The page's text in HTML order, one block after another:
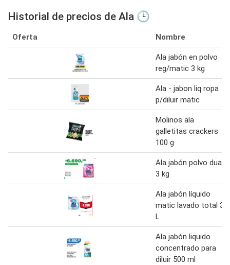
Historial de precios de Ala 🕒
Oferta Nombre
Ala jabón en polvo
reg/matic 3 kg
Ala - jabon liq ropa
p/diluir matic
Molinos ala
galletitas crackers
100 g
Ala jabón polvo dual
3 kg
Ala jabón líquido
matic lavado total 3
L
Ala jabón liquido
concentrado para
diluir 500 ml